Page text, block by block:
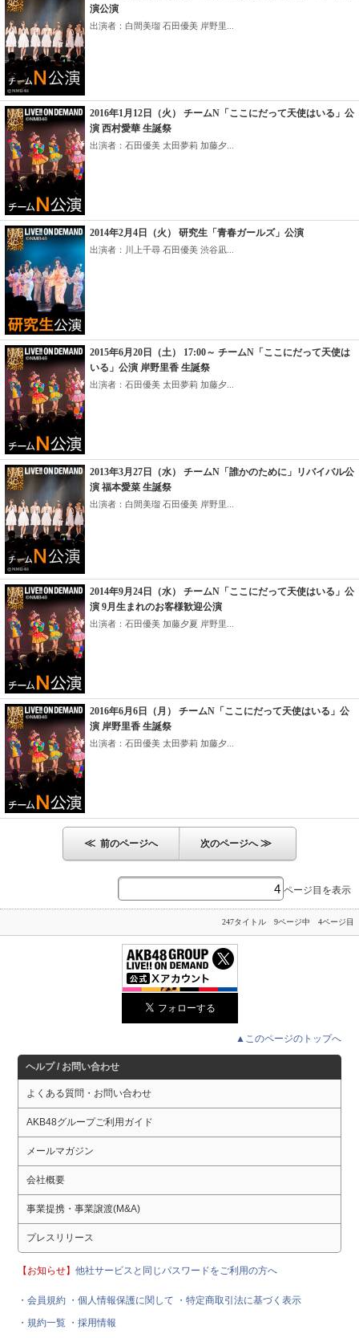
演公演
出演者：白間美瑠 石田優美 岸野里...
2016年1月12日（火） チームN「ここにだって天使はいる」公
演 西村愛華 生誕祭
出演者：石田優美 太田夢莉 加藤夕...
2014年2月4日（火） 研究生「青春ガールズ」公演
出演者：川上千尋 石田優美 渋谷凪...
2015年6月20日（土） 17:00～ チームN「ここにだって天使は
いる」公演 岸野里香 生誕祭
出演者：石田優美 太田夢莉 加藤夕...
2013年3月27日（水） チームN「誰かのために」リバイバル公
演 福本愛菜 生誕祭
出演者：白間美瑠 石田優美 岸野里...
2014年9月24日（水） チームN「ここにだって天使はいる」公
演 9月生まれのお客様歓迎公演
出演者：石田優美 加藤夕夏 岸野里...
2016年6月6日（月） チームN「ここにだって天使はいる」公
演 岸野里香 生誕祭
出演者：石田優美 太田夢莉 加藤夕...
≪ 前のページへ 次のページへ≫
ページ目を表示
247タイトル 9ページ中 4ページ目
▲このページのトップへ
ヘルプ / お問い合わせ
よくある質問・お問い合わせ
AKB48グループご利用ガイド
メールマガジン
会社概要
事業提携・事業譲渡(M&A)
プレスリリース
【お知らせ】他社サービスと同じパスワードをご利用の方へ
・会員規約 ・個人情報保護に関して
・特定商取引法に基づく表示
・規約一覧 ・採用情報